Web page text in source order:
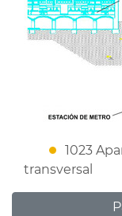
1023
transversal